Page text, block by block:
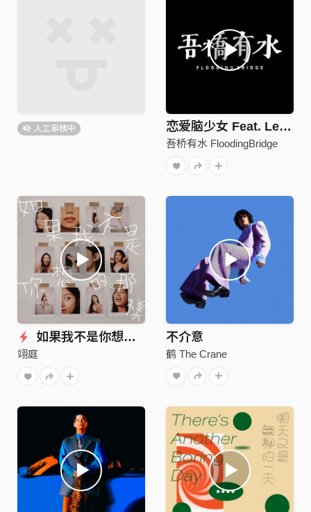
人工审核中 恋爱脑少女 Feat. Leggy demo 20211110 ver
吾桥有水 FloodingBridge
如果我不是你想的那样(Studio Ver.)
翊庭
不介意
鹤 The Crane